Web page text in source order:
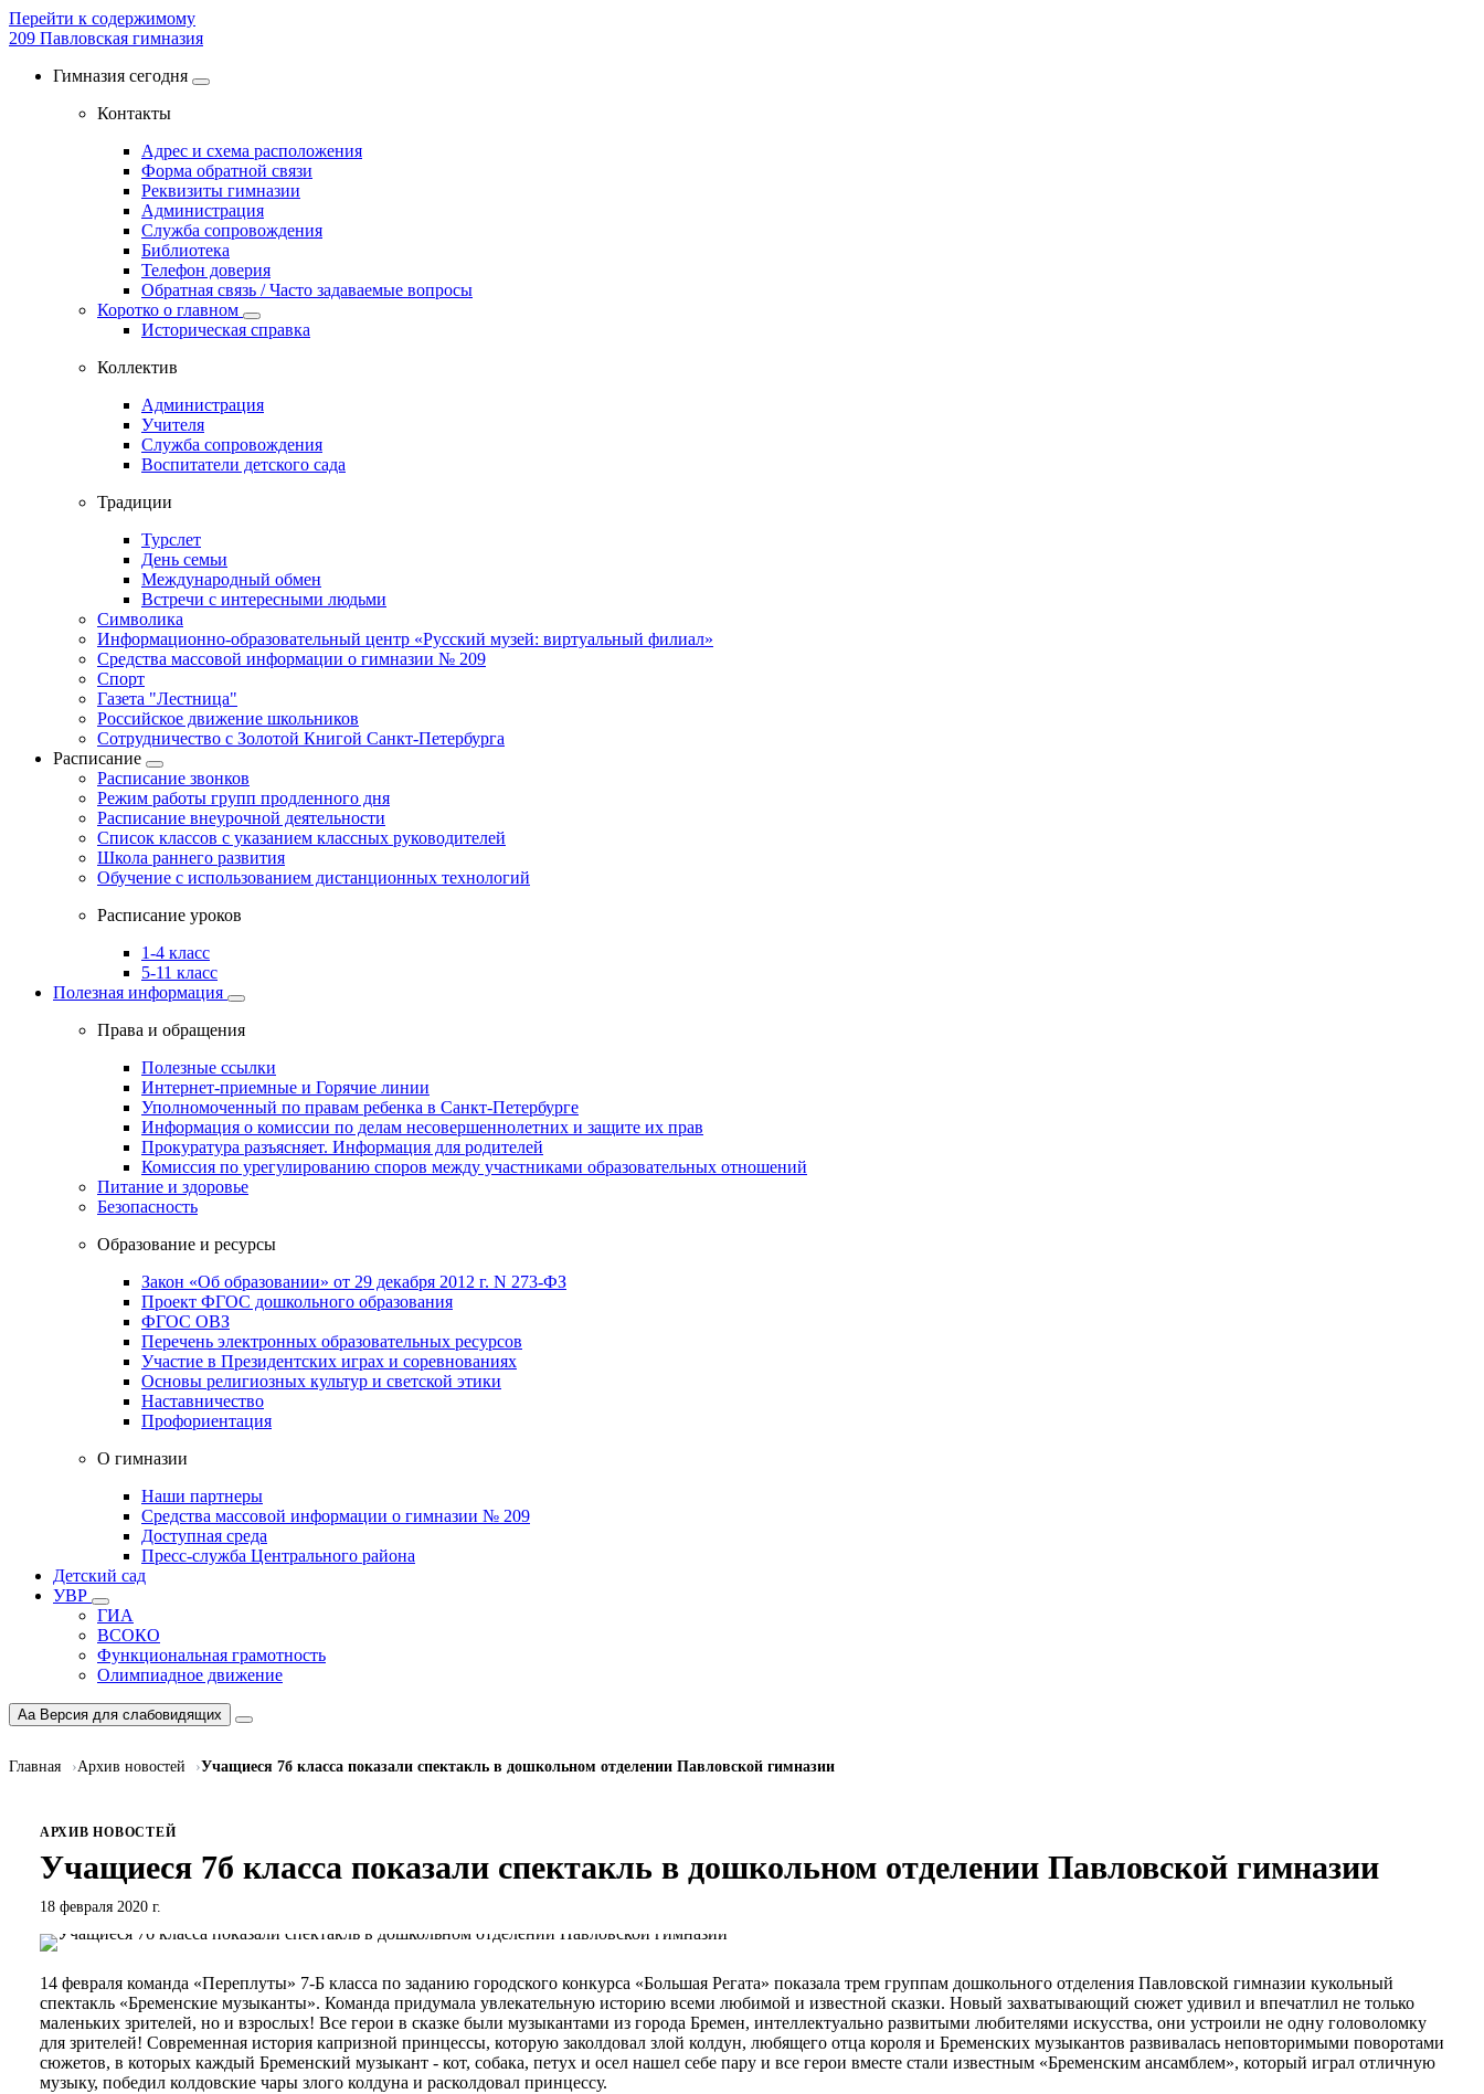
Перейти к содержимому
209 Павловская гимназия
Гимназия сегодня
Контакты
Адрес и схема расположения
Форма обратной связи
Реквизиты гимназии
Администрация
Служба сопровождения
Библиотека
Телефон доверия
Обратная связь / Часто задаваемые вопросы
Коротко о главном
Историческая справка
Коллектив
Администрация
Учителя
Служба сопровождения
Воспитатели детского сада
Традиции
Турслет
День семьи
Международный обмен
Встречи с интересными людьми
Символика
Информационно-образовательный центр «Русский музей: виртуальный филиал»
Средства массовой информации о гимназии № 209
Спорт
Газета "Лестница"
Российское движение школьников
Сотрудничество с Золотой Книгой Санкт-Петербурга
Расписание
Расписание звонков
Режим работы групп продленного дня
Расписание внеурочной деятельности
Список классов с указанием классных руководителей
Школа раннего развития
Обучение с использованием дистанционных технологий
Расписание уроков
1-4 класс
5-11 класс
Полезная информация
Права и обращения
Полезные ссылки
Интернет-приемные и Горячие линии
Уполномоченный по правам ребенка в Санкт-Петербурге
Информация о комиссии по делам несовершеннолетних и защите их прав
Прокуратура разъясняет. Информация для родителей
Комиссия по урегулированию споров между участниками образовательных отношений
Питание и здоровье
Безопасность
Образование и ресурсы
Закон «Об образовании» от 29 декабря 2012 г. N 273-ФЗ
Проект ФГОС дошкольного образования
ФГОС ОВЗ
Перечень электронных образовательных ресурсов
Участие в Президентских играх и соревнованиях
Основы религиозных культур и светской этики
Наставничество
Профориентация
О гимназии
Наши партнеры
Средства массовой информации о гимназии № 209
Доступная среда
Пресс-служба Центрального района
Детский сад
УВР
ГИА
ВСОКО
Функциональная грамотность
Олимпиадное движение
Aa Версия для слабовидящих
Главная Архив новостей Учащиеся 7б класса показали спектакль в дошкольном отделении Павловской гимназии
АРХИВ НОВОСТЕЙ
Учащиеся 7б класса показали спектакль в дошкольном отделении Павловской гимназии
18 февраля 2020 г.
14 февраля команда «Переплуты» 7-Б класса по заданию городского конкурса «Большая Регата» показала трем группам дошкольного отделения Павловской гимназии кукольный
спектакль «Бременские музыканты». Команда придумала увлекательную историю всеми любимой и известной сказки. Новый захватывающий сюжет удивил и впечатлил не только
маленьких зрителей, но и взрослых! Все герои в сказке были музыкантами из города Бремен, интеллектуально развитыми любителями искусства, они устроили не одну головоломку
для зрителей! Современная история капризной принцессы, которую заколдовал злой колдун, любящего отца короля и Бременских музыкантов развивалась неповторимыми поворотами
сюжетов, в которых каждый Бременский музыкант - кот, собака, петух и осел нашел себе пару и все герои вместе стали известным «Бременским ансамблем», который играл отличную
музыку, победил колдовские чары злого колдуна и расколдовал принцессу.